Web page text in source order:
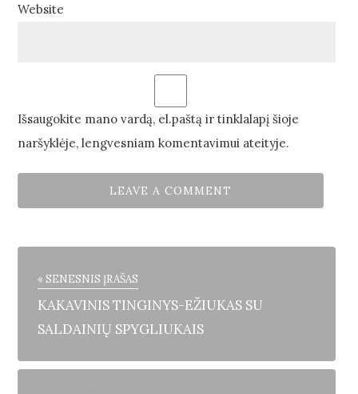
Website
Išsaugokite mano vardą, el.paštą ir tinklalapį šioje
naršyklėje, lengvesniam komentavimui ateityje.
« SENESNIS ĮRAŠAS
KAKAVINIS TINGINYS-EŽIUKAS SU
SALDAINIŲ SPYGLIUKAIS